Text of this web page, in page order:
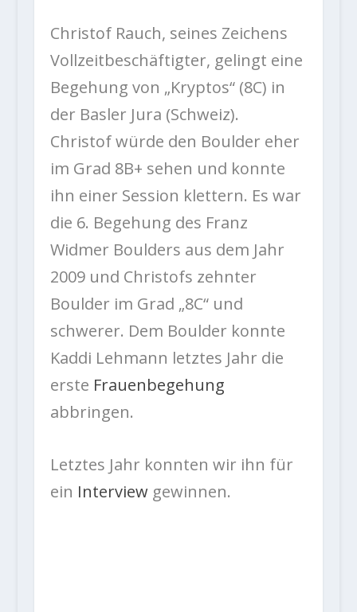
Christof Rauch, seines Zeichens
Vollzeitbeschäftigter, gelingt eine
Begehung von „Kryptos“ (8C) in
der Basler Jura (Schweiz).
Christof würde den Boulder eher
im Grad 8B+ sehen und konnte
ihn einer Session klettern. Es war
die 6. Begehung des Franz
Widmer Boulders aus dem Jahr
2009 und Christofs zehnter
Boulder im Grad „8C“ und
schwerer. Dem Boulder konnte
Kaddi Lehmann letztes Jahr die
erste Frauenbegehung
abbringen.
Letztes Jahr konnten wir ihn für
ein Interviewgewinnen.